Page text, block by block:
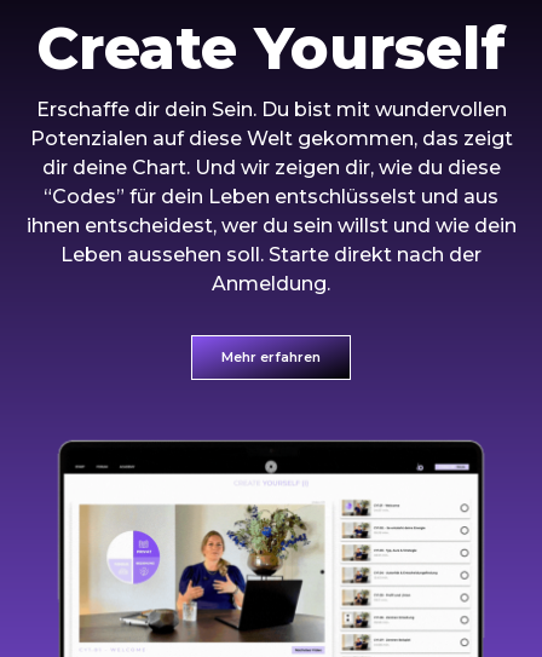
Create Yourself
Erschaffe dir dein Sein. Du bist mit wundervollen
Potenzialen auf diese Welt gekommen, das zeigt
dir deine Chart. Und wir zeigen dir, wie du diese
“Codes” für dein Leben entschlüsselst und aus
ihnen entscheidest, wer du sein willst und wie dein
Leben aussehen soll. Starte direkt nach der
Anmeldung.
Mehr erfahren